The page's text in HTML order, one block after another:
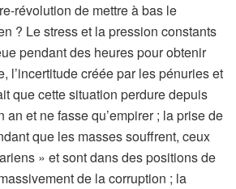
révolution de mettre à bas le
? Le stress et la pression constants
pendant des heures pour obtenir
l’incertitude créée par les pénuries et
que cette situation perdure depuis
an et ne fasse qu’empirer ; la prise de
que les masses souffrent, ceux
» et sont dans des positions de
de la corruption ; la